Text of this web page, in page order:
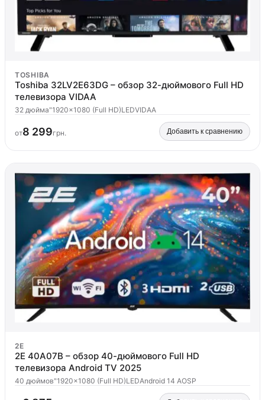
TOSHIBA
Toshiba 32LV2E63DG – обзор 32-дюймового Full HD
телевизора VIDAA
32 дюйма"1920x1080 (Full HD)LEDVIDAA
от8 299грн. Добавить к сравнению
2E
2E 40A07B – обзор 40-дюймового Full HD
телевизора Android TV 2025
40 дюймов"1920x1080 (Full HD)LEDAndroid 14 AOSP